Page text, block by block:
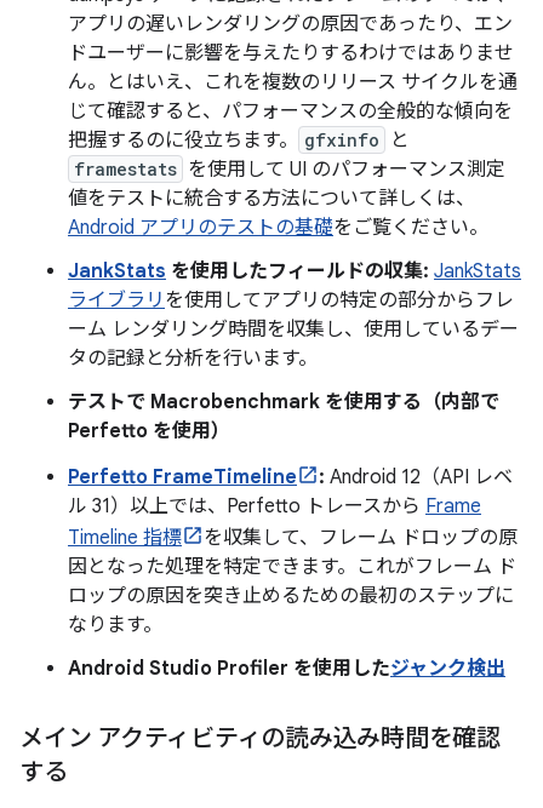
アプリの遅いレンダリングの原因であったり、エン
ドユーザーに影響を与えたりするわけではありませ
ん。とはいえ、これを複数のリリース サイクルを通
じて確認すると、パフォーマンスの全般的な傾向を
把握するのに役立ちます。
gfxinfo と
framestats を使用して UI のパフォーマンス測定
値をテストに統合する方法について詳しくは、
Android アプリのテストの基礎をご覧ください。
JankStats を使用したフィールドの収集: JankStats
ライブラリ を使用してアプリの特定の部分からフレ
ーム レンダリング時間を収集し、使用しているデー
タの記録と分析を行います。
テストで Macrobenchmark を使用する（内部で
Perfetto を使用）
Perfetto FrameTimeline
: Android 12（API レベ
ル 31）以上では、Perfetto トレースから Frame
Timeline 指標
を収集して、フレーム ドロップの原
因となった処理を特定できます。これがフレーム ド
ロップの原因を突き止めるための最初のステップに
なります。
Android Studio Profiler を使用したジャンク検出
メイン アクティビティの読み込み時間を確認
する